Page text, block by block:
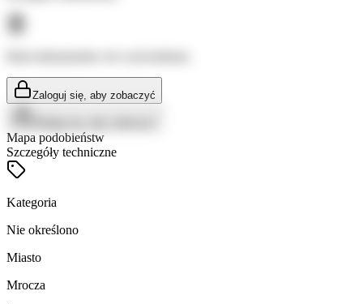
Zaloguj się, aby zobaczyć
Mapa podobieństw
Szczegóły techniczne
Kategoria
Nie określono
Miasto
Mrocza